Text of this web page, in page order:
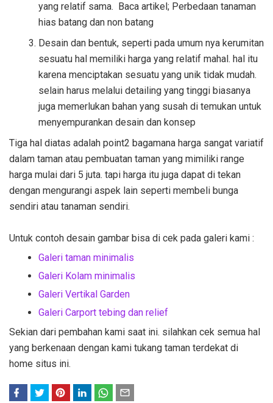
yang relatif sama. Baca artikel; Perbedaan tanaman
hias batang dan non batang
Desain dan bentuk, seperti pada umum nya kerumitan
sesuatu hal memiliki harga yang relatif mahal. hal itu
karena menciptakan sesuatu yang unik tidak mudah.
selain harus melalui detailing yang tinggi biasanya
juga memerlukan bahan yang susah di temukan untuk
menyempurankan desain dan konsep
Tiga hal diatas adalah point2 bagamana harga sangat variatif
dalam taman atau pembuatan taman yang mimiliki range
harga mulai dari 5 juta. tapi harga itu juga dapat di tekan
dengan mengurangi aspek lain seperti membeli bunga
sendiri atau tanaman sendiri.
Untuk contoh desain gambar bisa di cek pada galeri kami :
Galeri taman minimalis
Galeri Kolam minimalis
Galeri Vertikal Garden
Galeri Carport tebing dan relief
Sekian dari pembahan kami saat ini. silahkan cek semua hal
yang berkenaan dengan kami tukang taman terdekat di
home situs ini.